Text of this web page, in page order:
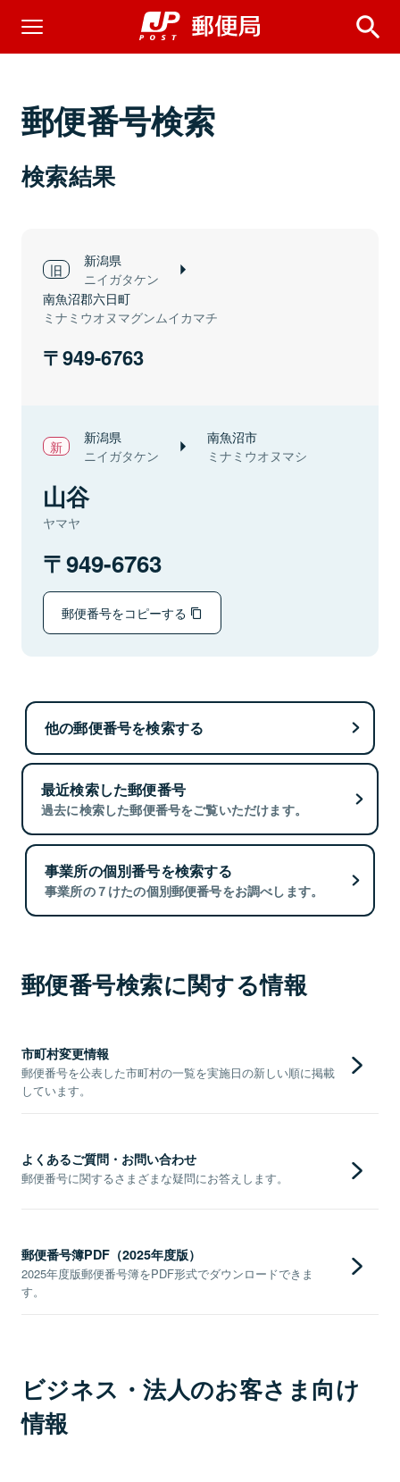
郵便番号検索
検索結果
新潟県
ニイガタケン
南魚沼郡六日町
ミナミウオヌマグンムイカマチ
949-6763
新潟県
ニイガタケン
南魚沼市
ミナミウオヌマシ
山谷
ヤマヤ
949-6763
郵便番号をコピーする
他の郵便番号を検索する
最近検索した郵便番号
過去に検索した郵便番号をご覧いただけます。
事業所の個別番号を検索する
事業所の７けたの個別郵便番号をお調べします。
郵便番号検索に関する情報
市町村変更情報
郵便番号を公表した市町村の一覧を実施日の新しい順に掲載
しています。
よくあるご質問・お問い合わせ
郵便番号に関するさまざまな疑問にお答えします。
郵便番号簿PDF（2025年度版）
2025年度版郵便番号簿をPDF形式でダウンロードできま
す。
ビジネス・法人のお客さま向け
情報